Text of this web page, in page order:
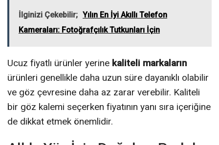
İlginizi Çekebilir; Yılın En İyi Akıllı Telefon
Kameraları: Fotoğrafçılık Tutkunları İçin
Ucuz fiyatlı ürünler yerine kaliteli markaların
ürünleri genellikle daha uzun süre dayanıklı olabilir
ve göz çevresine daha az zarar verebilir. Kaliteli
bir göz kalemi seçerken fiyatının yanı sıra içeriğine
de dikkat etmek önemlidir.